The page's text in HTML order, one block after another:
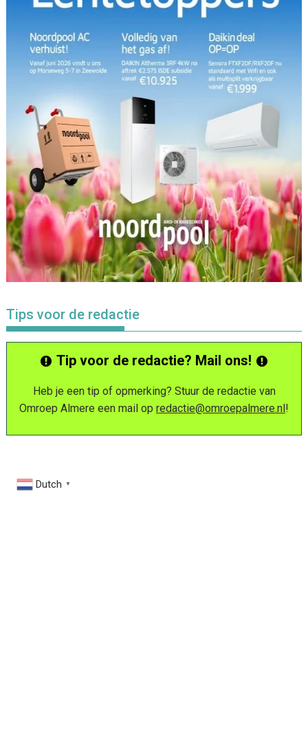
Tips voor de redactie
Tip voor de redactie? Mail ons!
Heb je een tip of opmerking? Stuur de redactie van
Omroep Almere een mail op redactie@omroepalmere.nl!
Dutch ▼